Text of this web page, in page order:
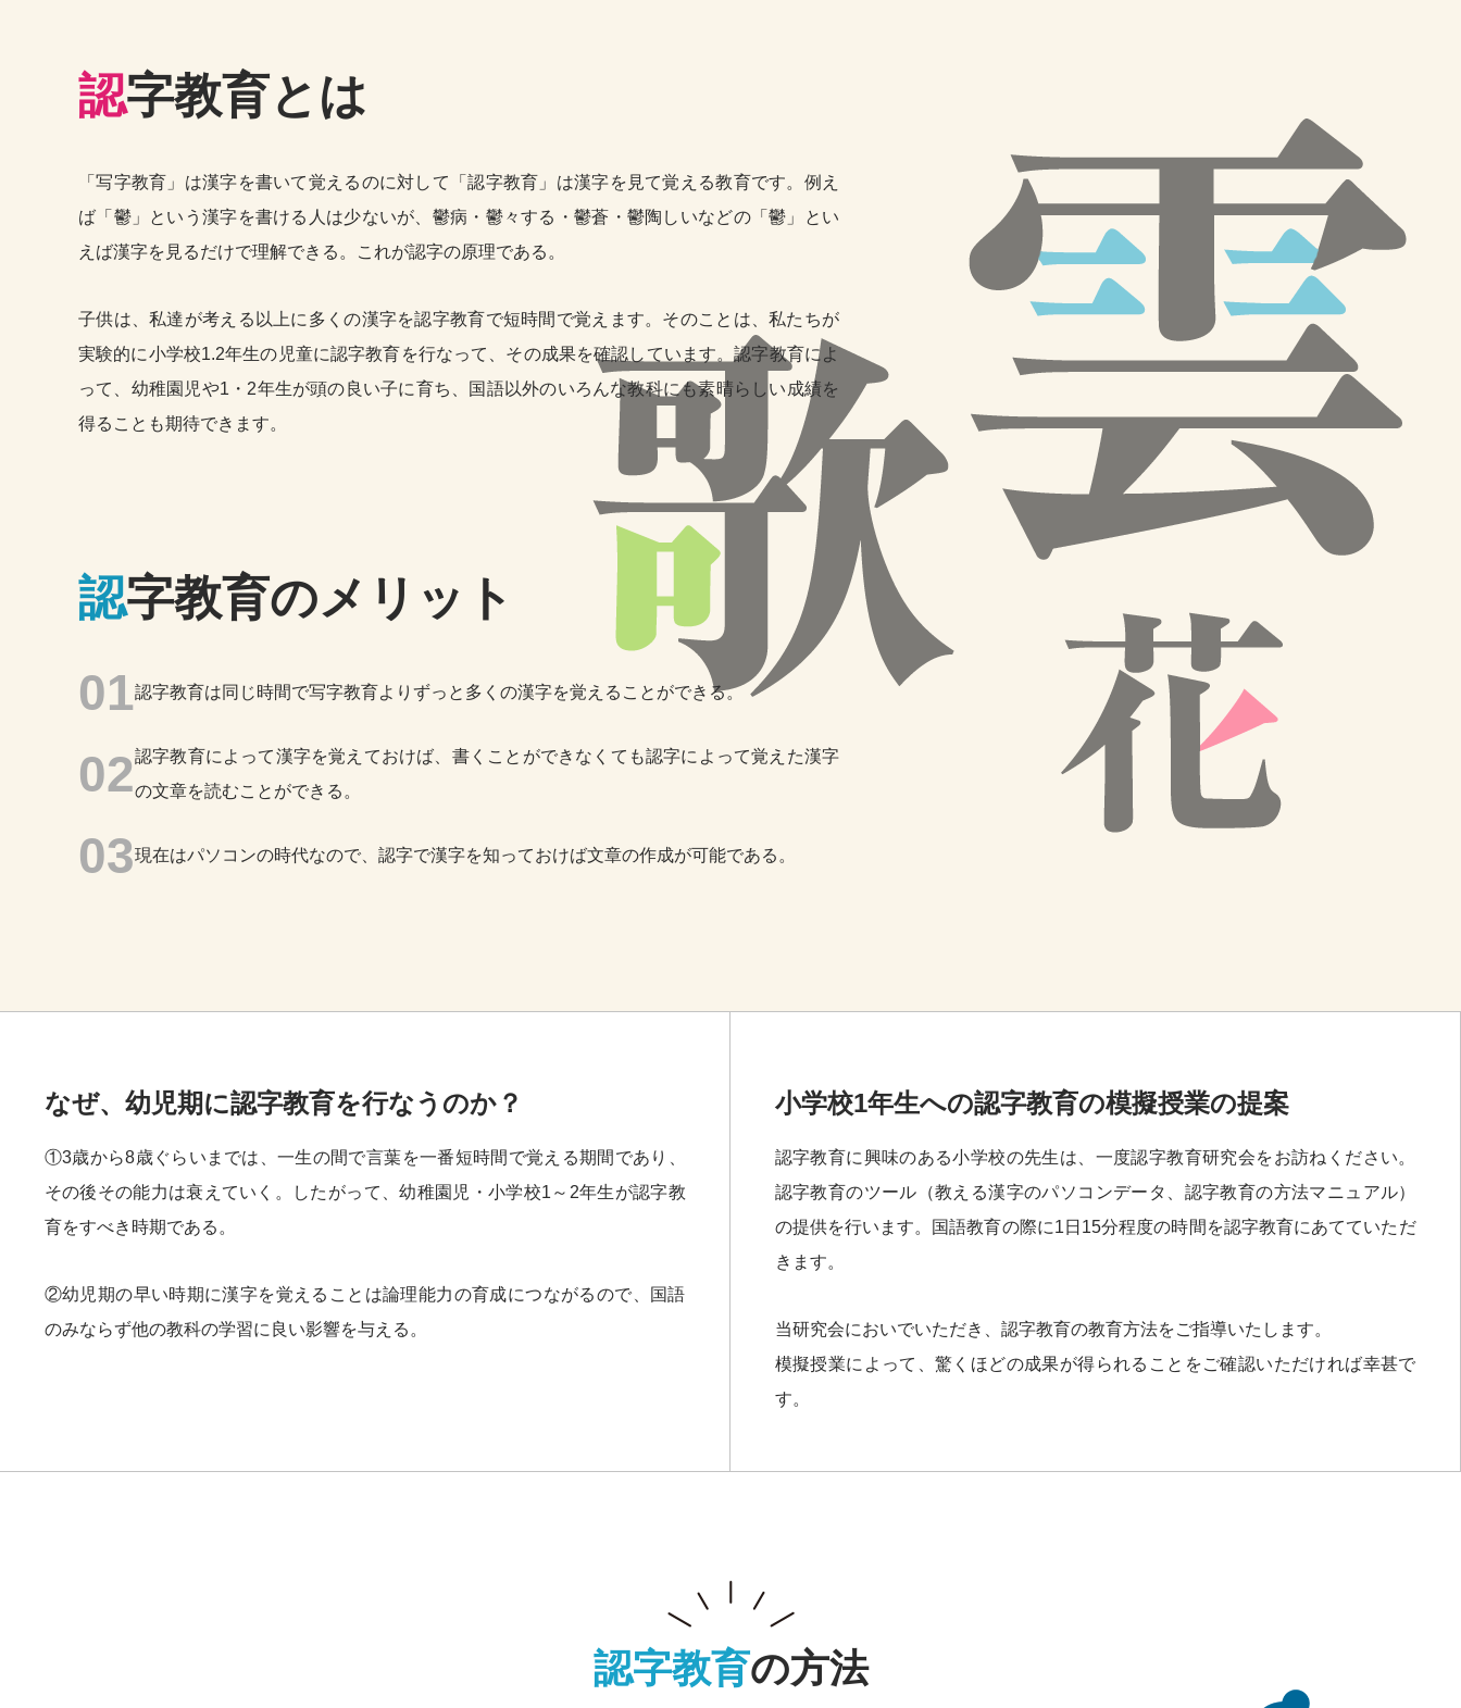
認字教育とは
「写字教育」は漢字を書いて覚えるのに対して「認字教育」は漢字を見て覚える教育です。例え
ば「鬱」という漢字を書ける人は少ないが、鬱病・鬱々する・鬱蒼・鬱陶しいなどの「鬱」とい
えば漢字を見るだけで理解できる。これが認字の原理である。
子供は、私達が考える以上に多くの漢字を認字教育で短時間で覚えます。そのことは、私たちが
実験的に小学校1.2年生の児童に認字教育を行なって、その成果を確認しています。認字教育によ
って、幼稚園児や1・2年生が頭の良い子に育ち、国語以外のいろんな教科にも素晴らしい成績を
得ることも期待できます。
認字教育のメリット
認字教育は同じ時間で写字教育よりずっと多くの漢字を覚えることができる。
認字教育によって漢字を覚えておけば、書くことができなくても認字によって覚えた漢字
の文章を読むことができる。
現在はパソコンの時代なので、認字で漢字を知っておけば文章の作成が可能である。
なぜ、幼児期に認字教育を行なうのか？
①3歳から8歳ぐらいまでは、一生の間で言葉を一番短時間で覚える期間であり、
その後その能力は衰えていく。したがって、幼稚園児・小学校1～2年生が認字教
育をすべき時期である。
②幼児期の早い時期に漢字を覚えることは論理能力の育成につながるので、国語
のみならず他の教科の学習に良い影響を与える。
小学校1年生への認字教育の模擬授業の提案
認字教育に興味のある小学校の先生は、一度認字教育研究会をお訪ねください。
認字教育のツール（教える漢字のパソコンデータ、認字教育の方法マニュアル）
の提供を行います。国語教育の際に1日15分程度の時間を認字教育にあてていただ
きます。
当研究会においでいただき、認字教育の教育方法をご指導いたします。
模擬授業によって、驚くほどの成果が得られることをご確認いただければ幸甚で
す。
認字教育の方法